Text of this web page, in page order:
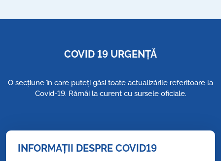
COVID 19 URGENȚĂ
O secțiune în care puteți găsi toate actualizările referitoare la
Covid-19. Rămâi la curent cu sursele oficiale.
INFORMAȚII DESPRE COVID19